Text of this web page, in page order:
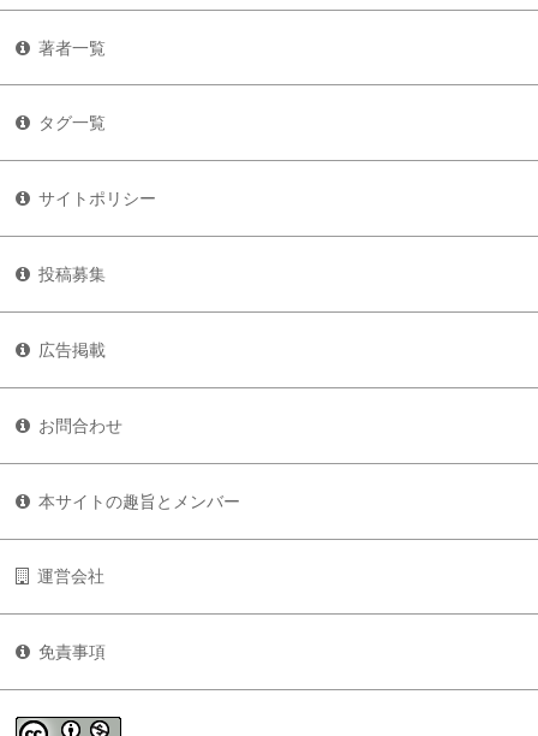
著者一覧
タグ一覧
サイトポリシー
投稿募集
広告掲載
お問合わせ
本サイトの趣旨とメンバー
運営会社
免責事項